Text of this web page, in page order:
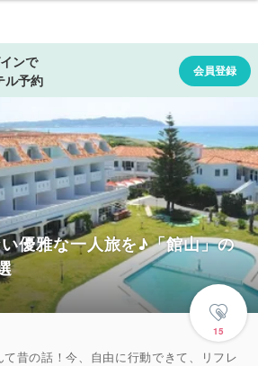
優雅な一人旅を♪「館山」の
15
昔の話！今、自由に行動できて、リフレ